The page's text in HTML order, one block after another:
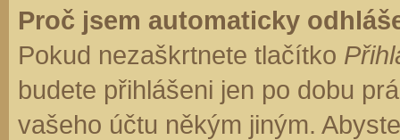
Proč jsem automaticky
Pokud nezaškrtnete tlačítko
budete přihlášeni jen po dobu
vašeho účtu někým jiným.